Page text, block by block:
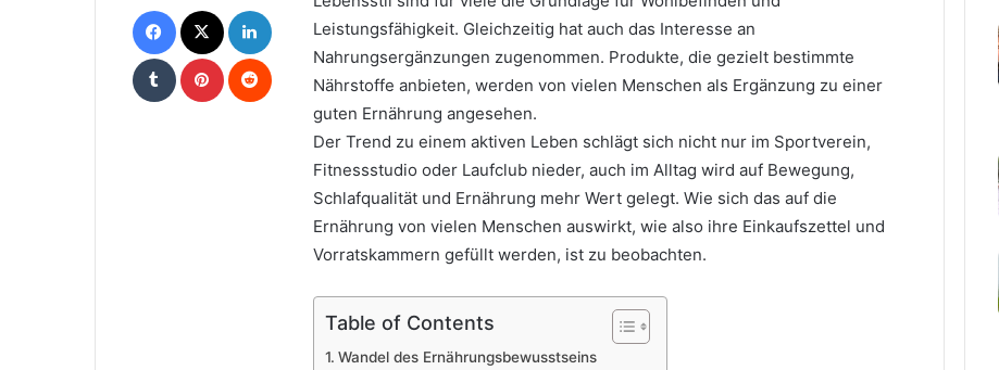
Leistungsfähigkeit. Gleichzeitig hat auch das Interesse an
Nahrungsergänzungen zugenommen. Produkte, die gezielt bestimmte
Nährstoffe anbieten, werden von vielen Menschen als Ergänzung zu einer
guten Ernährung angesehen.
Der Trend zu einem aktiven Leben schlägt sich nicht nur im Sportverein,
Fitnessstudio oder Laufclub nieder, auch im Alltag wird auf Bewegung,
Schlafqualität und Ernährung mehr Wert gelegt. Wie sich das auf die
Ernährung von vielen Menschen auswirkt, wie also ihre Einkaufszettel und
Vorratskammern gefüllt werden, ist zu beobachten.
Table of Contents
Wandel des Ernährungsbewusstseins
Facebook LinkedIn
Tumblr Pinterest